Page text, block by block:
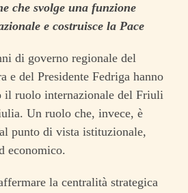
che svolge una funzione
e costruisce la Pace
di governo regionale del
e del Presidente Fedriga hanno
il ruolo internazionale del Friuli
Un ruolo che, invece, è
punto di vista istituzionale,
economico.
la centralità strategica